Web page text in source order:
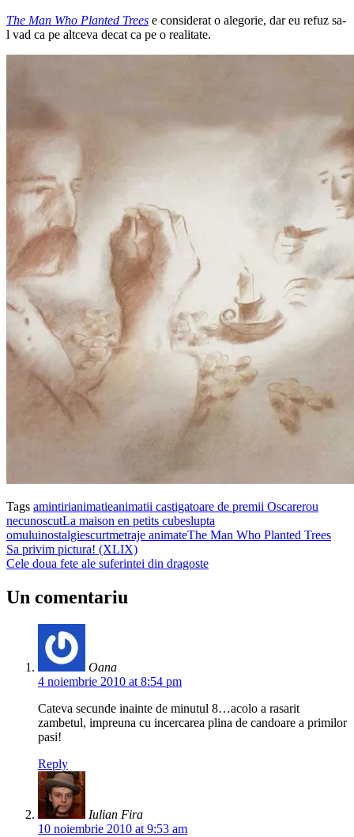
The Man Who Planted Trees e considerat o alegorie, dar eu refuz sa-
l vad ca pe altceva decat ca pe o realitate.
Tags amintirianimatieanimatii castigatoare de premii Oscarerou
necunoscutLa maison en petits cubeslupta
omuluinostalgiescurtmetraje animateThe Man Who Planted Trees
Sa privim pictura! (XLIX)
Cele doua fete ale suferintei din dragoste
Un comentariu
Oana
4 noiembrie 2010 at 8:54 pm
Cateva secunde inainte de minutul 8…acolo a rasarit
zambetul, impreuna cu incercarea plina de candoare a primilor
pasi!
Reply
Iulian Fira
10 noiembrie 2010 at 9:53 am